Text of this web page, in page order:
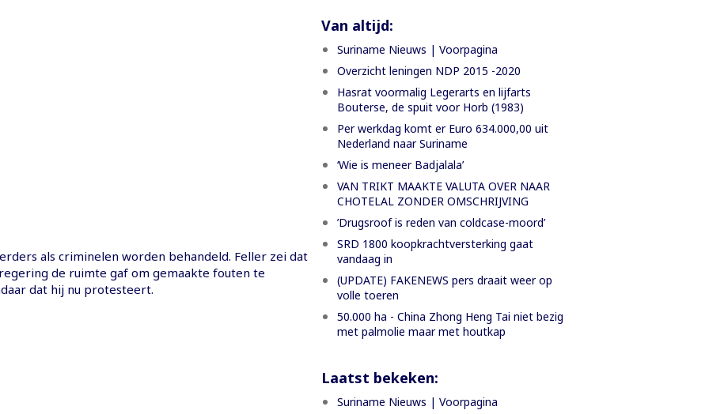
als criminelen worden behandeld. Feller zei dat
de ruimte gaf om gemaakte fouten te
dat hij nu protesteert.
Van altijd:
Suriname Nieuws | Voorpagina
Overzicht leningen NDP 2015 -2020
Hasrat voormalig Legerarts en lijfarts
Bouterse, de spuit voor Horb (1983)
Per werkdag komt er Euro 634.000,00 uit
Nederland naar Suriname
‘Wie is meneer Badjalala’
VAN TRIKT MAAKTE VALUTA OVER NAAR
CHOTELAL ZONDER OMSCHRIJVING
’Drugsroof is reden van coldcase-moord’
SRD 1800 koopkrachtversterking gaat
vandaag in
(UPDATE) FAKENEWS pers draait weer op
volle toeren
50.000 ha - China Zhong Heng Tai niet bezig
met palmolie maar met houtkap
Laatst bekeken:
Suriname Nieuws | Voorpagina